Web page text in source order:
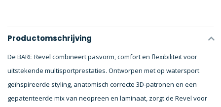
Productomschrijving
De BARE Revel combineert pasvorm, comfort en flexibiliteit voor
uitstekende multisportprestaties. Ontworpen met op watersport
geïnspireerde styling, anatomisch correcte 3D-patronen en een
gepatenteerde mix van neopreen en laminaat, zorgt de Revel voor